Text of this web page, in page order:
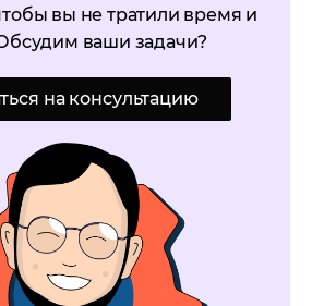
вы не тратили время и
ваши задачи?
на консультацию